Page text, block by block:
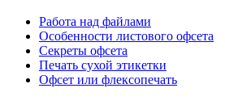
Работа над файлами
Особенности листового офсета
Секреты офсета
Печать сухой этикетки
Офсет или флексопечать